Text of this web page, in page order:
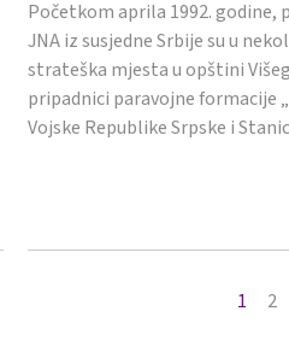
Početkom aprila 1992. godine,
JNA iz susjedne Srbije su u
strateška mjesta u opštini
pripadnici paravojne formacije
Vojske Republike Srpske i
1 2